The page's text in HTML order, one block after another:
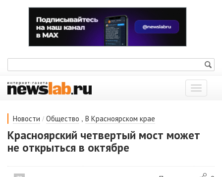
Показать
меню
Новости / Общество , В Красноярском крае
Красноярский четвертый мост может
не открыться в октябре